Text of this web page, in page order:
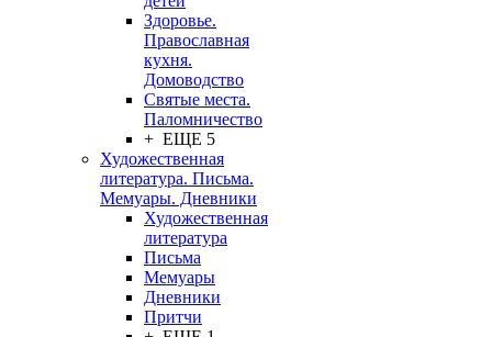
Здоровье.
Православная
кухня.
Домоводство
Святые места.
Паломничество
+ ЕЩЕ 5
Художественная
литература. Письма.
Мемуары. Дневники
Художественная
литература
Письма
Мемуары
Дневники
Притчи